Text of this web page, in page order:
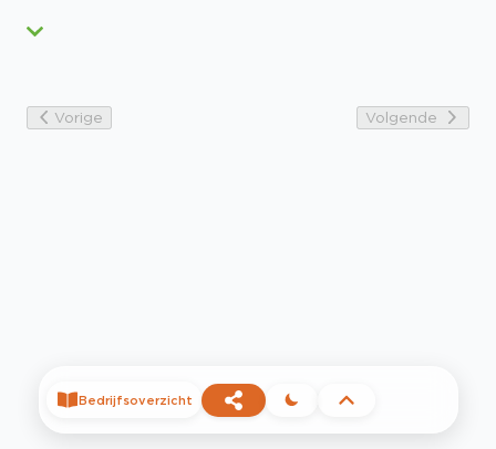
Vorige Volgende
Bedrijfsoverzicht